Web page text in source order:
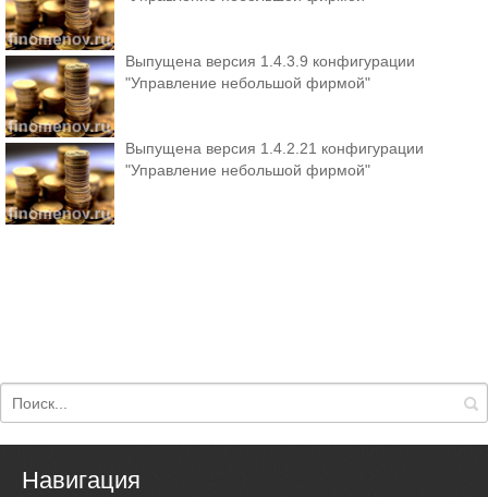
Выпущена версия 1.4.3.9 конфигурации
"Управление небольшой фирмой"
Выпущена версия 1.4.2.21 конфигурации
"Управление небольшой фирмой"
Навигация